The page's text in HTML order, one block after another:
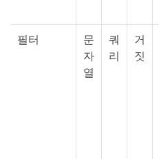
필터
문
자
열
쿼
리
거
짓